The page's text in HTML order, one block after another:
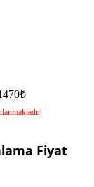
Fiyat